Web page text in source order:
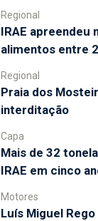
Regional
IRAE apreendeu
alimentos entre
Regional
Praia dos
interditação
Capa
Mais de 32
IRAE em cinco
Motores
Luís Miguel